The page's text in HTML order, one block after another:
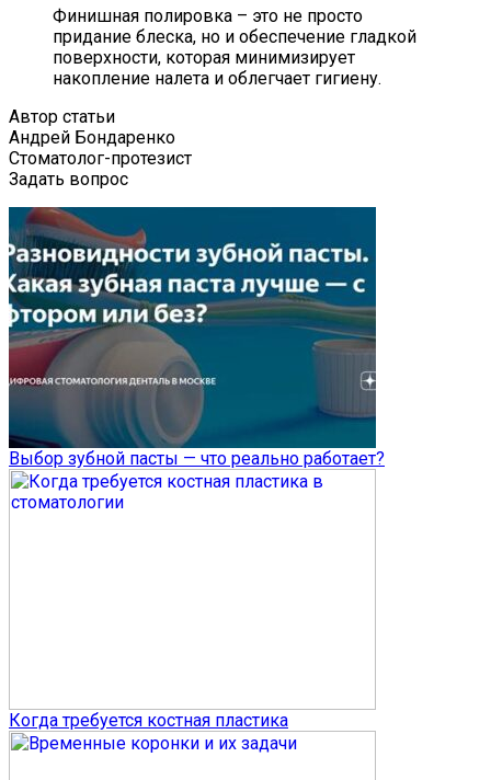
Финишная полировка – это не просто
придание блеска, но и обеспечение гладкой
поверхности, которая минимизирует
накопление налета и облегчает гигиену.
Автор статьи
Андрей Бондаренко
Стоматолог-протезист
Задать вопрос
Выбор зубной пасты — что реально работает?
Когда требуется костная пластика